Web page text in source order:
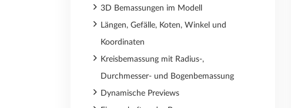
3D Bemassungen im Modell
Längen, Gefälle, Koten, Winkel und
Koordinaten
Kreisbemassung mit Radius-,
Durchmesser- und Bogenbemassung
Dynamische Previews